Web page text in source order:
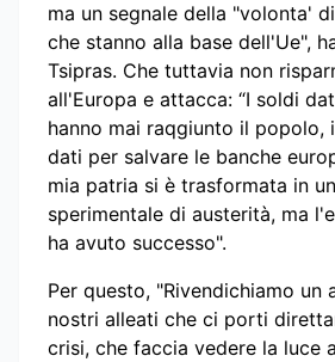
ma un segnale della "volonta'
che stanno alla base dell'Ue",
Tsipras. Che tuttavia non
all'Europa e attacca: “I soldi
hanno mai raqgiunto il popolo,
dati per salvare le banche
mia patria si è trasformata in
sperimentale di austerità, ma
ha avuto successo".
Per questo, "Rivendichiamo un
nostri alleati che ci porti
crisi, che faccia vedere la luce